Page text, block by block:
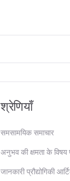
श्रेणियाँ
समसामयिक समाचार
अनुभव की क्षमता के
जानकारी प्रौद्योगिकी